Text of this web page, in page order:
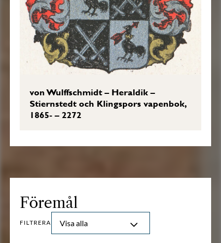
von Wulffschmidt – Heraldik –
Stiernstedt och Klingspors vapenbok,
1865- – 2272
Föremål
FILTRERA Visa alla